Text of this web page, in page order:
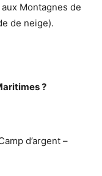
Montagnes de
de neige).
?
d’argent –